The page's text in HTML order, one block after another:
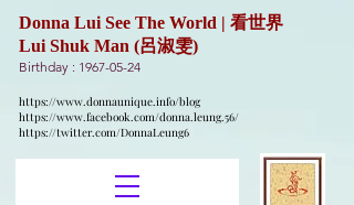
Donna Lui See The World | 看世界
Lui Shuk Man (呂淑雯)
Birthday : 1967-05-24
https://www.donnaunique.info/blog
https://www.facebook.com/donna.leung.56/
https://twitter.com/DonnaLeung6